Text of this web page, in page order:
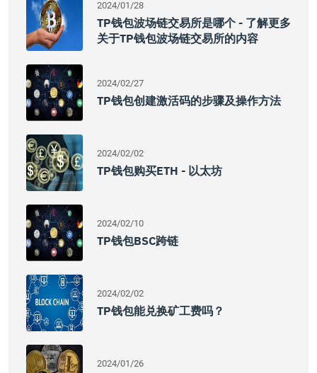
2024/01/28
TP钱包波场链交易所是哪个 - 了解更多
关于TP钱包波场链交易所的内容
2024/02/27
TP钱包创建激活码的步骤及操作方法
2024/02/02
TP钱包购买ETH - 以太坊
2024/02/10
TP钱包BSC跨链
2024/02/02
TP钱包能兑换矿工费吗？
2024/01/26